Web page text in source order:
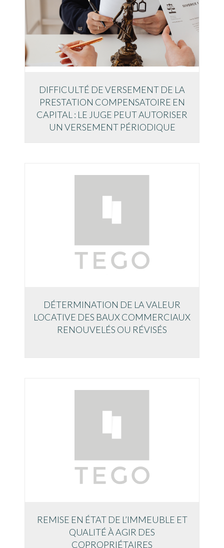
DIFFICULTÉ DE VERSEMENT DE LA
PRESTATION COMPENSATOIRE EN
CAPITAL : LE JUGE PEUT AUTORISER
UN VERSEMENT PÉRIODIQUE
DÉTERMINATION DE LA VALEUR
LOCATIVE DES BAUX COMMERCIAUX
RENOUVELÉS OU RÉVISÉS
REMISE EN ÉTAT DE L’IMMEUBLE ET
QUALITÉ À AGIR DES
COPROPRIÉTAIRES